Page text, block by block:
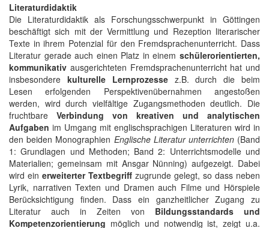
Literaturdidaktik
Die Literaturdidaktik als Forschungsschwerpunkt in Göttingen
beschäftigt sich mit der Vermittlung und Rezeption literarischer
Texte in ihrem Potenzial für den Fremdsprachenunterricht. Dass
Literatur gerade auch einen Platz in einem schülerorientierten,
kommunikativ ausgerichteten Fremdsprachenunterricht hat und
insbesondere kulturelle Lernprozessez.B. durch die beim
Lesen erfolgenden Perspektivenübernahmen angestoßen
werden, wird durch vielfältige Zugangsmethoden deutlich. Die
fruchtbare Verbindung von kreativen und analytischen
Aufgaben im Umgang mit englischsprachigen Literaturen wird in
den beiden Monographien Englische Literatur unterrichten (Band
1: Grundlagen und Methoden; Band 2: Unterrichtsmodelle und
Materialien; gemeinsam mit Ansgar Nünning) aufgezeigt. Dabei
wird ein erweiterter Textbegriff zugrunde gelegt, so dass neben
Lyrik, narrativen Texten und Dramen auch Filme und Hörspiele
Berücksichtigung finden. Dass ein ganzheitlicher Zugang zu
Literatur auch in Zeiten von Bildungsstandards und
Kompetenzorientierung möglich und notwendig ist, zeigt u.a.